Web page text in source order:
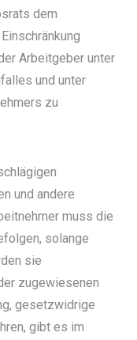
dem
Arbeitgeber unter
und unter
zu
und andere
muss die
solange
sie
zugewiesenen
gesetzwidrige
gibt es im